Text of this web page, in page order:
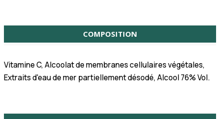
COMPOSITION
Vitamine C, Alcoolat de membranes cellulaires végétales,
Extraits d'eau de mer partiellement désodé, Alcool 76% Vol.